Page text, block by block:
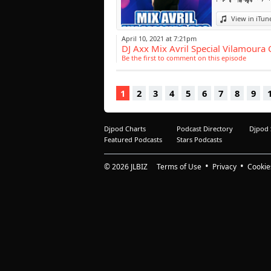
View in
April 10, 2021 at 7:21pm
DJ Axx Mix Avril Special Vilamoura
Be the first to comment on this episode
1 2 3 4 5 6 7 8 9
Djpod Charts Podcast Directory
Djpod
Featured Podcasts
Stars Podcasts
© 2026 JLBIZ Terms of Use Privacy